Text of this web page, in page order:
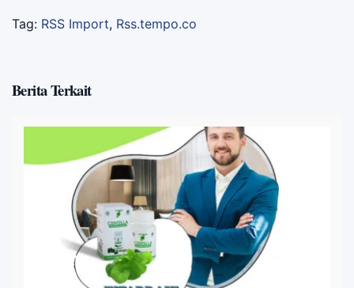
Tag: RSS Import, Rss.tempo.co
Berita Terkait